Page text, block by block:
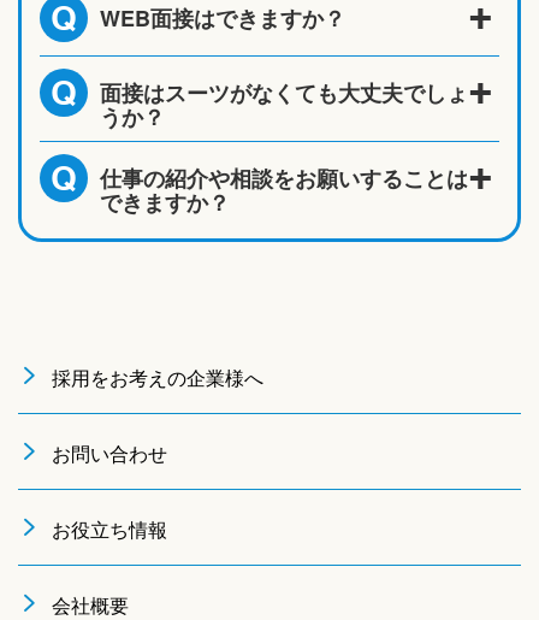
Q WEB面接はできますか？
Q 面接はスーツがなくても大丈夫でしょ
うか？
Q 仕事の紹介や相談をお願いすることは
できますか？
採用をお考えの企業様へ
お問い合わせ
お役立ち情報
会社概要